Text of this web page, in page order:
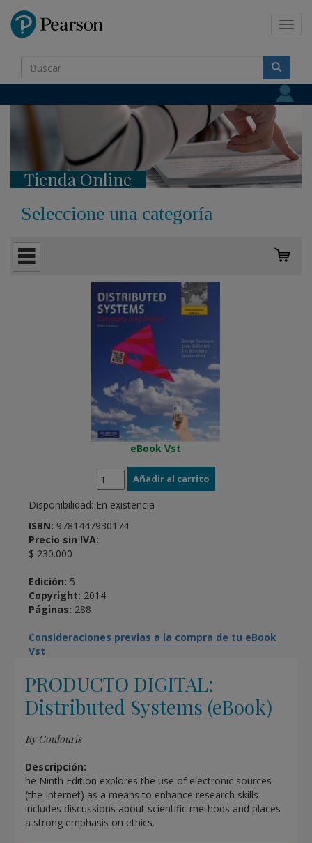
Tienda Online
Seleccione una categoría
eBook Vst
Disponibilidad: En existencia
ISBN: 9781447930174
Precio sin IVA:
$ 230.000
Edición: 5
Copyright: 2014
Páginas: 288
Consideraciones previas a la compra de tu eBook
Vst
PRODUCTO DIGITAL:
Distributed Systems (eBook)
By Coulouris
Descripción:
he Ninth Edition explores the use of electronic sources
(the Internet) as a means to enhance research skills
includes discussions about scientific methods and places
a strong emphasis on ethics.